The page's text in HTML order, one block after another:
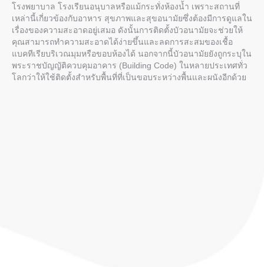
โรงพยาบาล โรงเรียนอนุบาลหรือแม้กระทั่งห้องน้ำ เพราะสถานที่
เหล่านี้เกี่ยวข้องกับอาหาร สุขภาพและสุขอนามัยซึ่งต้องมีการดูแลใน
เรื่องของความสะอาดอยู่เสมอ ดังนั้นการติดตั้งบัวอนามัยจะช่วยให้
คุณสามารถทำความสะอาดได้ง่ายขึ้นและลดการสะสมของเชื้อ
แบคทีเรียบริเวณมุมหรือขอบห้องได้ นอกจากนี้บัวอนามัยยังถูกระบุใน
พระราชบัญญัติควบคุมอาคาร (Building Code) ในหลายประเทศทั่ว
โลกว่าให้ใช้ติดตั้งสำหรับพื้นที่ที่เป็นขอบระหว่างพื้นและผนังอีกด้วย